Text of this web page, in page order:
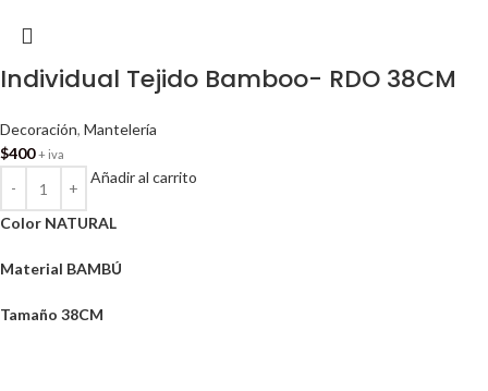
Individual Tejido Bamboo- RDO 38CM
Decoración, Mantelería
$400 + iva
Añadir al carrito
Color NATURAL
Material BAMBÚ
Tamaño 38CM